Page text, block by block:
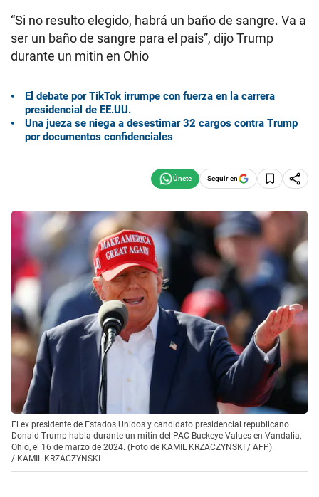
“Si no resulto elegido, habrá un baño de sangre. Va a
ser un baño de sangre para el país”, dijo Trump
durante un mitin en Ohio
El debate por TikTok irrumpe con fuerza en la carrera
presidencial de EE.UU.
Una jueza se niega a desestimar 32 cargos contra Trump
por documentos confidenciales
Seguir en
El ex presidente de Estados Unidos y candidato presidencial republicano
Donald Trump habla durante un mitin del PAC Buckeye Values ​​en Vandalia,
Ohio, el 16 de marzo de 2024. (Foto de KAMIL KRZACZYNSKI / AFP).
/ KAMIL KRZACZYNSKI